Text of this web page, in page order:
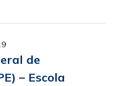
de
– Escola